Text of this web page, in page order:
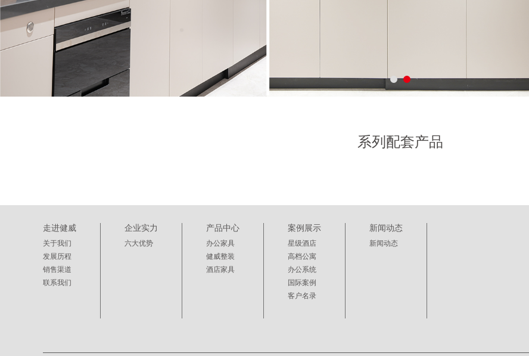
系列配套产品
走进健威
关于我们
发展历程
销售渠道
联系我们
企业实力
六大优势
产品中心
办公家具
健威整装
酒店家具
案例展示
星级酒店
高档公寓
办公系统
国际案例
客户名录
新闻动态
新闻动态